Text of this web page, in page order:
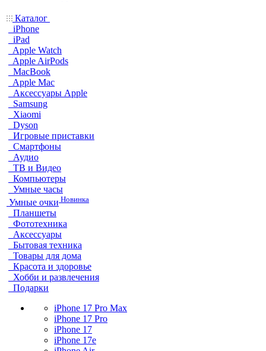
Каталог
iPhone
iPad
Apple Watch
Apple AirPods
MacBook
Apple Mac
Аксессуары Apple
Samsung
Xiaomi
Dyson
Игровые приставки
Смартфоны
Аудио
ТВ и Видео
Компьютеры
Умные часы
Умные очки Новинка
Планшеты
Фототехника
Аксессуары
Бытовая техника
Товары для дома
Красота и здоровье
Хобби и развлечения
Подарки
iPhone 17 Pro Max
iPhone 17 Pro
iPhone 17
iPhone 17e